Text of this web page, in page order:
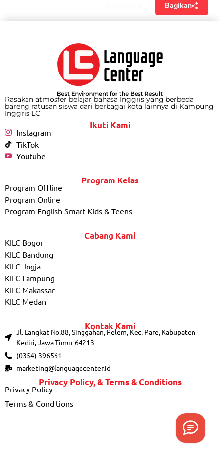
Bagikan
Rasakan atmosfer belajar bahasa Inggris yang berbeda
bareng ratusan siswa dari berbagai kota lainnya di Kampung
Inggris LC
Ikuti Kami
Instagram
TikTok
Youtube
Program Kelas
Program Offline
Program Online
Program English Smart Kids & Teens
Cabang Kami
KILC Bogor
KILC Bandung
KILC Jogja
KILC Lampung
KILC Makassar
KILC Medan
Kontak Kami
Jl. Langkat No.88, Singgahan, Pelem, Kec. Pare, Kabupaten
Kediri, Jawa Timur 64213
(0354) 396561
marketing@languagecenter.id
Privacy Policy, & Terms & Conditions
Privacy Policy
Terms & Conditions